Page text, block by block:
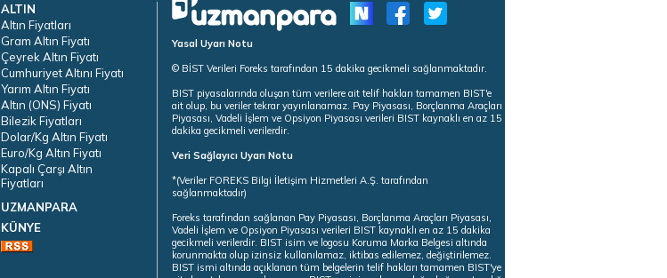
ALTIN
Altın Fiyatları
Gram Altın Fiyatı
Çeyrek Altın Fiyatı
Cumhuriyet Altını Fiyatı
Yarım Altın Fiyatı
Altın (ONS) Fiyatı
Bilezik Fiyatları
Dolar/Kg Altın Fiyatı
Euro/Kg Altın Fiyatı
Kapalı Çarşı Altın
Fiyatları
UZMANPARA
KÜNYE
Yasal Uyarı Notu
© BİST Verileri Foreks tarafından 15 dakika gecikmeli sağlanmaktadır.
BIST piyasalarında oluşan tüm verilere ait telif hakları tamamen BIST'e
ait olup, bu veriler tekrar yayınlanamaz. Pay Piyasası, Borçlanma Araçları
Piyasası, Vadeli İşlem ve Opsiyon Piyasası verileri BIST kaynaklı en az 15
dakika gecikmeli verilerdir.
Veri Sağlayıcı Uyarı Notu
*(Veriler FOREKS Bilgi İletişim Hizmetleri A.Ş. tarafından
sağlanmaktadır)
Foreks tarafından sağlanan Pay Piyasası, Borçlanma Araçları Piyasası,
Vadeli İşlem ve Opsiyon Piyasası verileri BIST kaynaklı en az 15 dakika
gecikmeli verilerdir. BIST isim ve logosu Koruma Marka Belgesi altında
korunmakta olup izinsiz kullanılamaz, iktibas edilemez, değiştirilemez.
BIST ismi altında açıklanan tüm belgelerin telif hakları tamamen BIST'ye